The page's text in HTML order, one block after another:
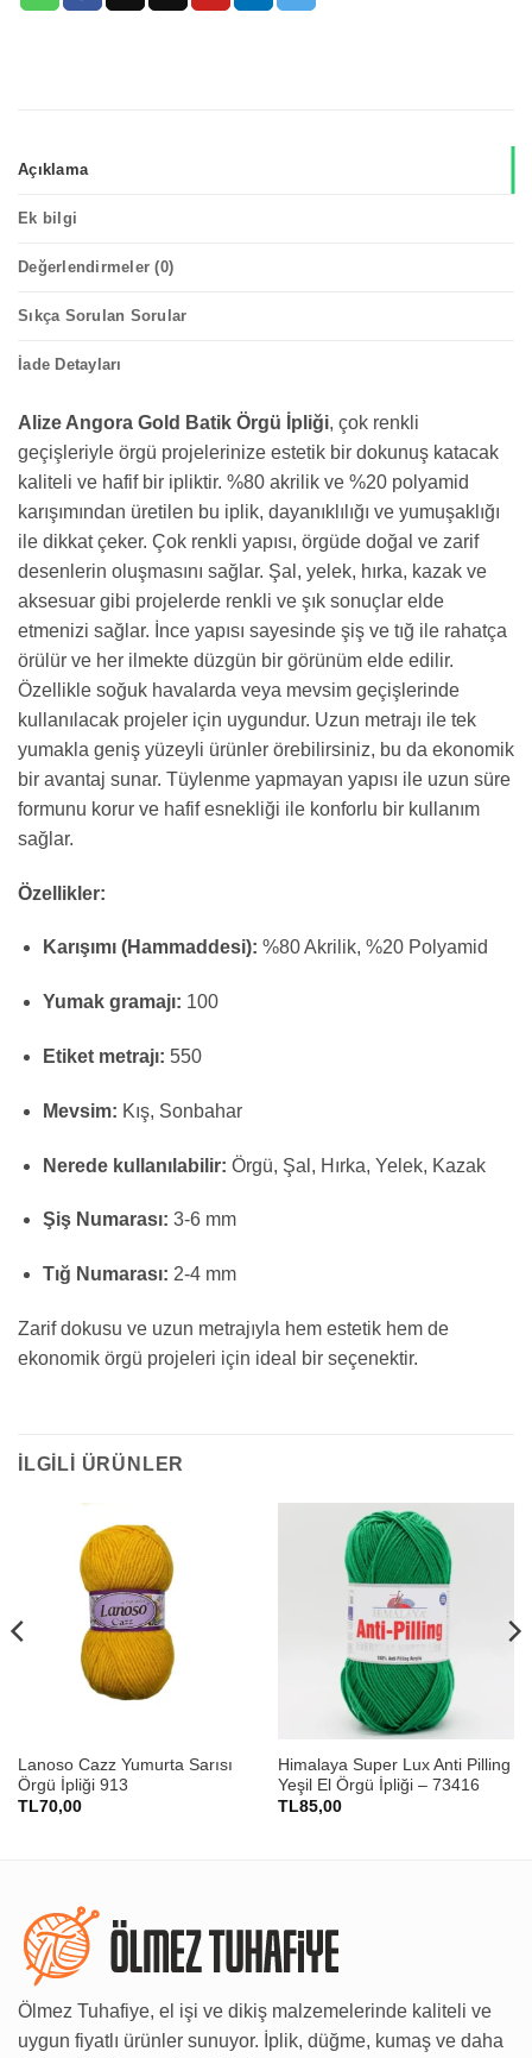
Açıklama
Ek bilgi
Değerlendirmeler (0)
Sıkça Sorulan Sorular
İade Detayları
Alize Angora Gold Batik Örgü İpliği, çok renkli
geçişleriyle örgü projelerinize estetik bir dokunuş katacak
kaliteli ve hafif bir ipliktir. %80 akrilik ve %20 polyamid
karışımından üretilen bu iplik, dayanıklılığı ve yumuşaklığı
ile dikkat çeker. Çok renkli yapısı, örgüde doğal ve zarif
desenlerin oluşmasını sağlar. Şal, yelek, hırka, kazak ve
aksesuar gibi projelerde renkli ve şık sonuçlar elde
etmenizi sağlar. İnce yapısı sayesinde şiş ve tığ ile rahatça
örülür ve her ilmekte düzgün bir görünüm elde edilir.
Özellikle soğuk havalarda veya mevsim geçişlerinde
kullanılacak projeler için uygundur. Uzun metrajı ile tek
yumakla geniş yüzeyli ürünler örebilirsiniz, bu da ekonomik
bir avantaj sunar. Tüylenme yapmayan yapısı ile uzun süre
formunu korur ve hafif esnekliği ile konforlu bir kullanım
sağlar.
Özellikler:
Karışımı (Hammaddesi): %80 Akrilik, %20 Polyamid
Yumak gramajı: 100
Etiket metrajı: 550
Mevsim: Kış, Sonbahar
Nerede kullanılabilir: Örgü, Şal, Hırka, Yelek, Kazak
Şiş Numarası: 3-6 mm
Tığ Numarası: 2-4 mm
Zarif dokusu ve uzun metrajıyla hem estetik hem de
ekonomik örgü projeleri için ideal bir seçenektir.
İLGILI ÜRÜNLER
Lanoso Cazz Yumurta Sarısı
Örgü İpliği 913
TL70,00
Himalaya Super Lux Anti Pilling
Yeşil El Örgü İpliği – 73416
TL85,00
Ölmez Tuhafiye, el işi ve dikiş malzemelerinde kaliteli ve
uygun fiyatlı ürünler sunuyor. İplik, düğme, kumaş ve daha